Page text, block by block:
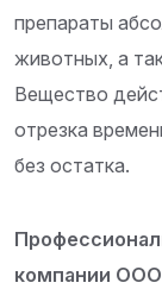
препараты
животных, а
Вещество
отрезка
без остатка.
компании